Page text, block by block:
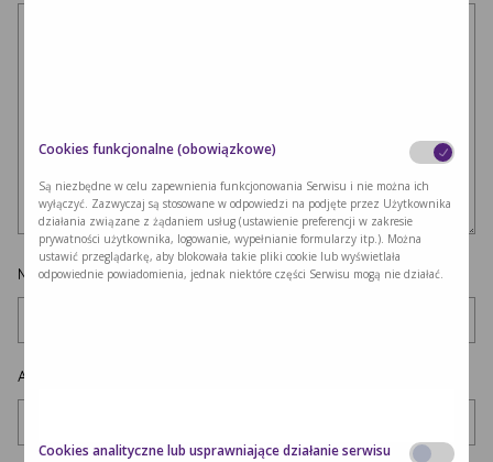
Nazwa*
Adres e-mail
Cookies funkcjonalne (obowiązkowe)
Są niezbędne w celu zapewnienia funkcjonowania Serwisu i nie można ich
wyłączyć. Zazwyczaj są stosowane w odpowiedzi na podjęte przez Użytkownika
działania związane z żądaniem usług (ustawienie preferencji w zakresie
prywatności użytkownika, logowanie, wypełnianie formularzy itp.). Można
ustawić przeglądarkę, aby blokowała takie pliki cookie lub wyświetlała
odpowiednie powiadomienia, jednak niektóre części Serwisu mogą nie działać.
Cookies analityczne lub usprawniające działanie serwisu